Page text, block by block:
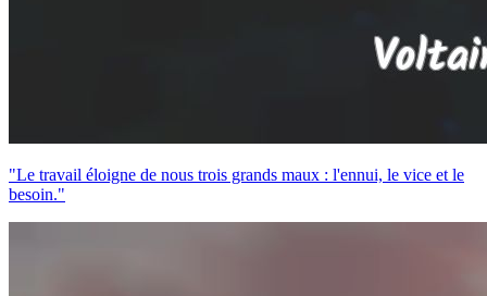
"Le travail éloigne de nous trois grands maux : l'ennui, le vice et le
besoin."